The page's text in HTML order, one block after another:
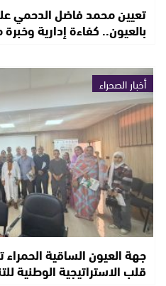
تعيين محمد فاضل الدحمي
بالعيون.. كفاءة إدارية
أخبار الصحراء
جهة العيون الساقية الحمراء
قلب الاستراتيجية الوطنية